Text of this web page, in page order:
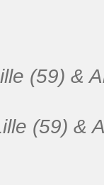
(59) &
(59) &